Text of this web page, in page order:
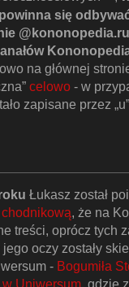
się
na głównej
celowo - w
zapisane przez
Łukasz został
, że na
treści, oprócz tych
oczy zostały
- Bogumiła
w Uniwersum, gdzie